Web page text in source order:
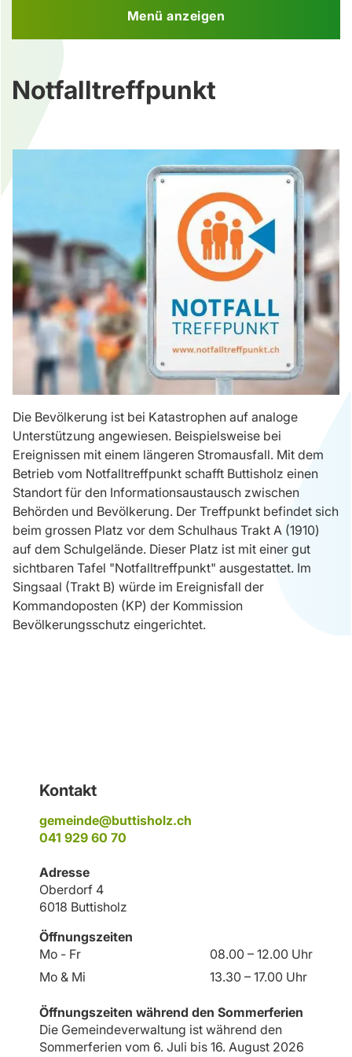
Menü anzeigen
Notfalltreffpunkt
Die Bevölkerung ist bei Katastrophen auf analoge
Unterstützung angewiesen. Beispielsweise bei
Ereignissen mit einem längeren Stromausfall. Mit dem
Betrieb vom Notfalltreffpunkt schafft Buttisholz einen
Standort für den Informationsaustausch zwischen
Behörden und Bevölkerung. Der Treffpunkt befindet sich
beim grossen Platz vor dem Schulhaus Trakt A (1910)
auf dem Schulgelände. Dieser Platz ist mit einer gut
sichtbaren Tafel "Notfalltreffpunkt" ausgestattet. Im
Singsaal (Trakt B) würde im Ereignisfall der
Kommandoposten (KP) der Kommission
Bevölkerungsschutz eingerichtet.
Kontakt
gemeinde@buttisholz.ch
041 929 60 70
Adresse
Oberdorf 4
6018 Buttisholz
Öffnungszeiten
Mo - Fr
08.00 – 12.00 Uhr
Mo & Mi
13.30 – 17.00 Uhr
Öffnungszeiten während den Sommerferien
Die Gemeindeverwaltung ist während den
Sommerferien vom 6. Juli bis 16. August 2026